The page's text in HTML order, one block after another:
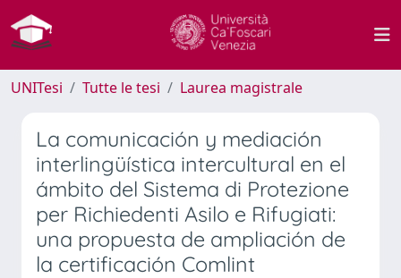
UNITesi Tutte le tesi Laurea magistrale
La comunicación y mediación
interlingüística intercultural en el
ámbito del Sistema di Protezione
per Richiedenti Asilo e Rifugiati:
una propuesta de ampliación de
la certificación Comlint